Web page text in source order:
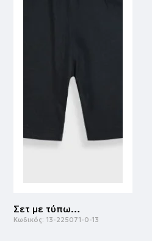
Σετ με τύπωμα για αγόρι | ΜΑΥΡΟ
Κωδικός: 13-225071-0-13